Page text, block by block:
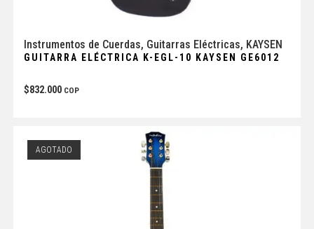
Instrumentos de Cuerdas, Guitarras Eléctricas, KAYSEN
GUITARRA ELÉCTRICA K-EGL-10 KAYSEN GE6012
$832.000 COP
AGOTADO